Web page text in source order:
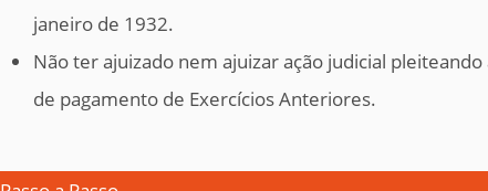
janeiro de 1932.
Não ter ajuizado nem ajuizar ação judicial
de pagamento de Exercícios Anteriores.